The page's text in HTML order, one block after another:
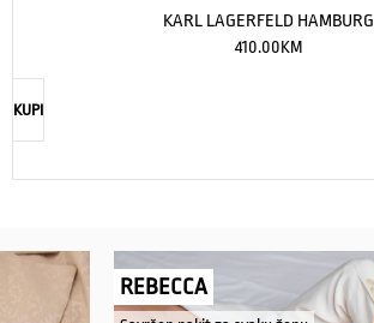
KARL LAGERFELD HAMBURG
410.00KM
KUPI
REBECCA